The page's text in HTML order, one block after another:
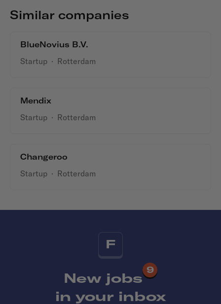
Similar companies
BlueNovius B.V.
Startup · Rotterdam
Mendix
Startup · Rotterdam
Changeroo
Startup · Rotterdam
F
New jobs
9
in your inbox